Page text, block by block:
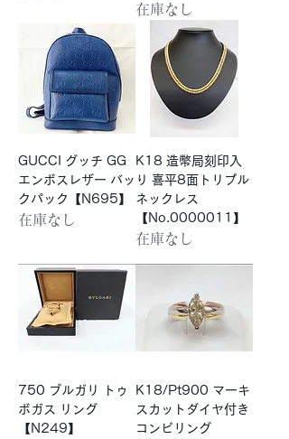
在庫なし
GUCCI グッチ GG
エンボスレザー バッ
クパック【N695】
在庫なし
K18 造幣局刻印入
り 喜平8面トリプル
ネックレス
【No.0000011】
在庫なし
750 ブルガリ トゥ
ボガス リング
【N249】
K18/Pt900 マーキ
スカットダイヤ付き
コンビリング